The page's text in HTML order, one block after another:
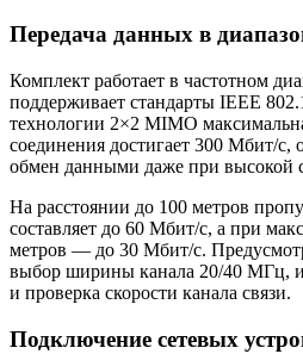
Передача данных в
Комплект работает в частотном
поддерживает стандарты IEEE
технологии 2×2 MIMO
соединения достигает 300 Мбит/с,
обмен данными даже при высокой
На расстоянии до 100 метров
составляет до 60 Мбит/с, а при
метров — до 30 Мбит/с.
выбор ширины канала 20/40 МГц,
и проверка скорости канала связи.
Подключение сетевых